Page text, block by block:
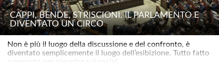
CAPPI, BENDE, STRISCIONI. IL PARLAMENTO È
DIVENTATO UN CIRCO
Non è più il luogo della discussione e del confronto, è
diventato semplicemente il luogo dell’esibizione. Tutto fatto
e pensato per apparire sui social..